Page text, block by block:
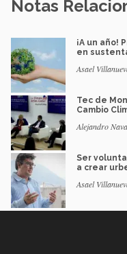
Notas
¡A un año!
en
Asael
Tec de
Cambio
Alejandro
Ser
a crear
Asael